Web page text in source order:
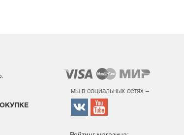
мы в социальных сетях –